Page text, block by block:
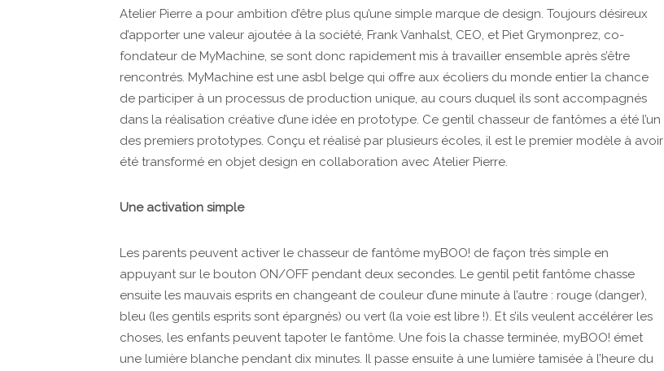
Atelier Pierre a pour ambition d’être plus qu’une simple marque de design. Toujours désireux
d’apporter une valeur ajoutée à la société, Frank Vanhalst, CEO, et Piet Grymonprez, co-
fondateur de MyMachine, se sont donc rapidement mis à travailler ensemble après s’être
rencontrés. MyMachine est une asbl belge qui offre aux écoliers du monde entier la chance
de participer à un processus de production unique, au cours duquel ils sont accompagnés
dans la réalisation créative d’une idée en prototype. Ce gentil chasseur de fantômes a été l’un
des premiers prototypes. Conçu et réalisé par plusieurs écoles, il est le premier modèle à avoir
été transformé en objet design en collaboration avec Atelier Pierre.
Une activation simple
Les parents peuvent activer le chasseur de fantôme myBOO! de façon très simple en
appuyant sur le bouton ON/OFF pendant deux secondes. Le gentil petit fantôme chasse
ensuite les mauvais esprits en changeant de couleur d’une minute à l’autre : rouge (danger),
bleu (les gentils esprits sont épargnés) ou vert (la voie est libre !). Et s’ils veulent accélérer les
choses, les enfants peuvent tapoter le fantôme. Une fois la chasse terminée, myBOO! émet
une lumière blanche pendant dix minutes. Il passe ensuite à une lumière tamisée à l’heure du